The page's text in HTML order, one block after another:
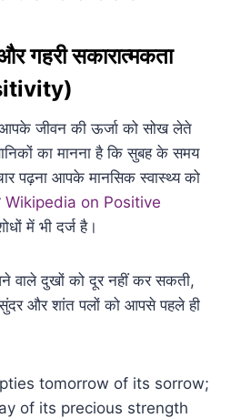
गहरी सकारात्मकता
जीवन की ऊर्जा को सोख लेते
का मानना है कि सुबह के समय
पढ़ना आपके मानसिक स्वास्थ्य को
Wikipedia on Positive
में भी दर्ज है।
वाले दुखों को दूर नहीं कर सकती,
और शांत पलों को आपसे पहले ही
tomorrow of its sorrow;
of its precious strength